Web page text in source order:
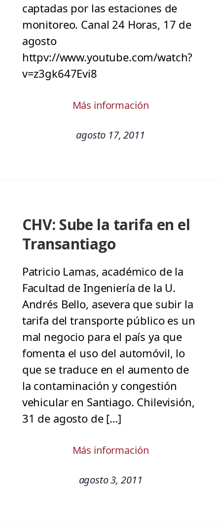
captadas por las estaciones de
monitoreo. Canal 24 Horas, 17 de
agosto
httpv://www.youtube.com/watch?
v=z3gk647Evi8
Más información
agosto 17, 2011
CHV: Sube la tarifa en el
Transantiago
Patricio Lamas, académico de la
Facultad de Ingeniería de la U.
Andrés Bello, asevera que subir la
tarifa del transporte público es un
mal negocio para el país ya que
fomenta el uso del automóvil, lo
que se traduce en el aumento de
la contaminación y congestión
vehicular en Santiago. Chilevisión,
31 de agosto de […]
Más información
agosto 3, 2011